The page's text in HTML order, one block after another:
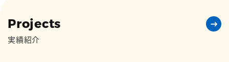
Projects
実績紹介